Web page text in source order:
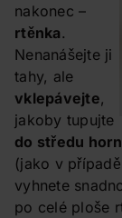
nakonec –
rtěnka.
Nenanášejte ji
tahy, ale
vklepávejte,
jakoby tupujte
do středu
(jako v
vyhnete
po celé ploše